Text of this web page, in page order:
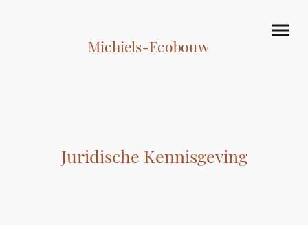
Michiels-Ecobouw
Juridische Kennisgeving